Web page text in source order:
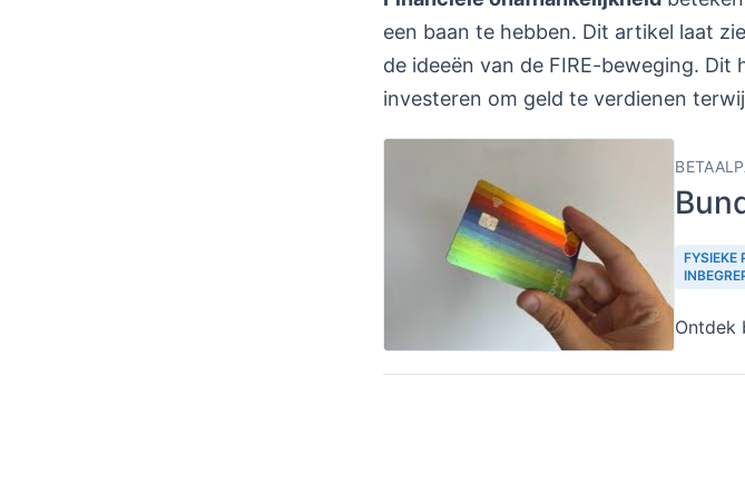
een baan te hebben. Dit artikel laat
de ideeën van de FIRE-beweging.
investeren om geld te verdienen
FYSIEKE
Ontdek